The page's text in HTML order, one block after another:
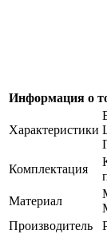
Информация о
Характеристики
Комплектация
Материал
Производитель